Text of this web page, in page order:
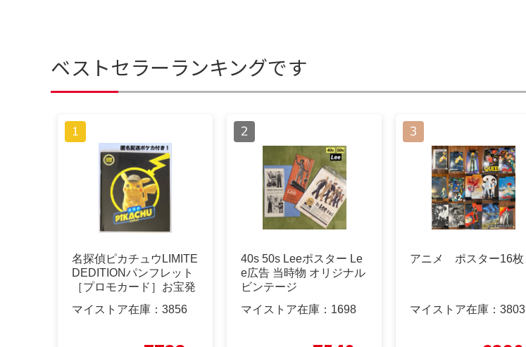
ベストセラーランキングです
名探偵ピカチュウLIMITE
DEDITIONパンフレット
［プロモカード］お宝発
マイストア在庫： 3856
40s 50s Leeポスター Le
e広告 当時物 オリジナル
ビンテージ
マイストア在庫： 1698
アニメ ポスター16枚
マイストア在庫： 3803